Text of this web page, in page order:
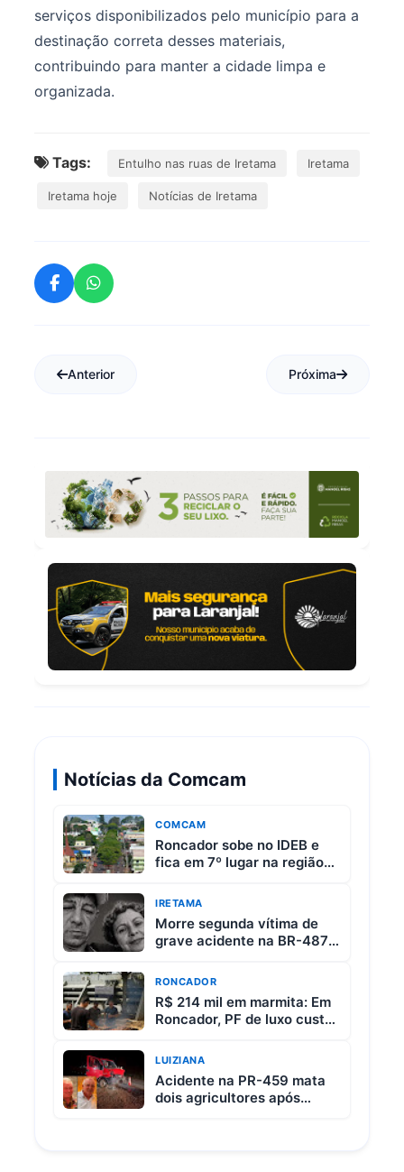
serviços disponibilizados pelo município para a
destinação correta desses materiais,
contribuindo para manter a cidade limpa e
organizada.
Tags: Entulho nas ruas de Iretama Iretama
Iretama hoje Notícias de Iretama
Anterior Próxima
Notícias da Comcam
COMCAM
Roncador sobe no IDEB e
fica em 7º lugar na região
IRETAMA
Morre segunda vítima de
grave acidente na BR-487
RONCADOR
R$ 214 mil em marmita: Em
Roncador, PF de luxo custa
LUIZIANA
Acidente na PR-459 mata
dois agricultores após